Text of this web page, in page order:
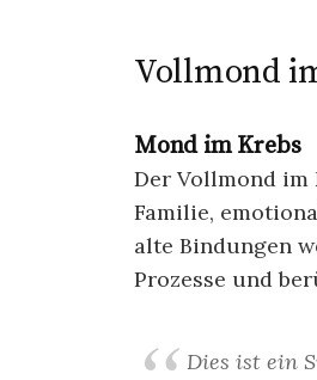
Vollmond
Mond im Krebs
Der Vollmond im
Familie,
alte Bindungen
Prozesse und
Dies ist ein